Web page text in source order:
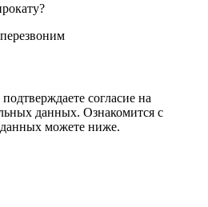
согласие на
данных. Ознакомится с
можете ниже.